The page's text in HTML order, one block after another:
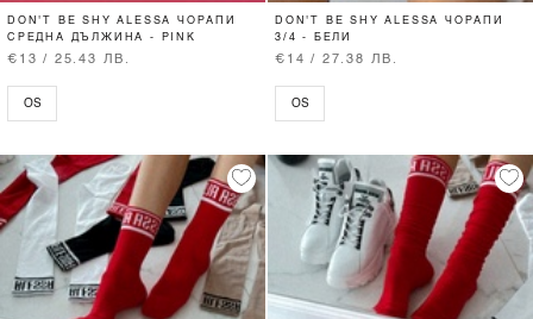
DON'T BE SHY ALESSA ЧОРАПИ
СРЕДНА ДЪЛЖИНА - PINK
€13 / 25.43 ЛВ.
OS
DON'T BE SHY ALESSA ЧОРАПИ
3/4 - БЕЛИ
€14 / 27.38 ЛВ.
OS